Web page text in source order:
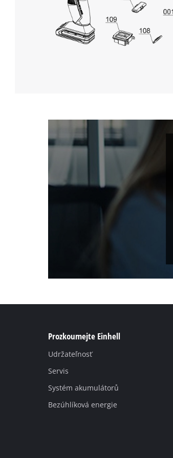
Prozkoumejte Einhell
Udržateľnosť
Servis
Systém akumulátorů
Bezúhlíková energie